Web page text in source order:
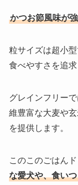
かつお節風味が
粒サイズは超小
食べやすさを追求
グレインフリー
維豊富な大麦や
を提供します。
このこのごはんド
な愛犬や、食い